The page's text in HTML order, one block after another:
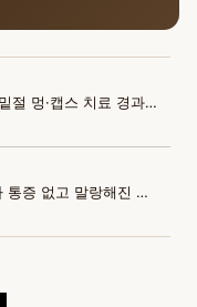
가슴확대 1달차 후기 좌측 밑절 멍·캡스 치료 경과 | 윈느 김의건 원장님
멘토스무스 가슴성형 1달차 통증 없고 말랑해진 촉감 후기 | 윈느 김의건 원장님